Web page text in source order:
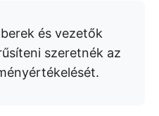
és vezetők
szeretnék az